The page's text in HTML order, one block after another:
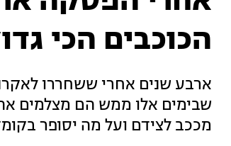
הכוכבים הכי
ארבע שנים אחרי ששחררו
שבימים אלו ממש הם מצלמים
מככב לצידם ועל מה יסופר